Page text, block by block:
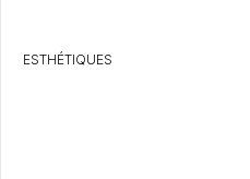
ESTHÉTIQUES